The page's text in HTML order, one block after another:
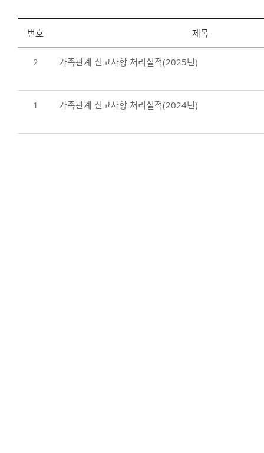
번호 제목
2 가족관계 신고사항 처리실적(2025년)
1 가족관계 신고사항 처리실적(2024년)